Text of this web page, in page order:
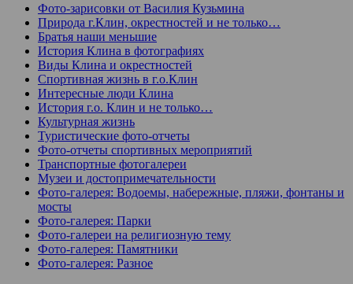
Фото-зарисовки от Василия Кузьмина
Природа г.Клин, окрестностей и не только…
Братья наши меньшие
История Клина в фотографиях
Виды Клина и окрестностей
Спортивная жизнь в г.о.Клин
Интересные люди Клина
История г.о. Клин и не только…
Культурная жизнь
Туристические фото-отчеты
Фото-отчеты спортивных мероприятий
Транспортные фотогалереи
Музеи и достопримечательности
Фото-галерея: Водоемы, набережные, пляжи, фонтаны и
мосты
Фото-галерея: Парки
Фото-галереи на религиозную тему
Фото-галерея: Памятники
Фото-галерея: Разное